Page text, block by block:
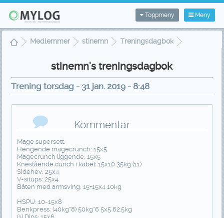
Meny
Toppmeny
Medlemmer stinemn
Treningsdagbok
stinemn's treningsdagbok
Trening torsdag - 31 jan. 2019 - 8:48
Kommentar
Mage supersett:
Hengende magecrunch: 15x5
Magecrunch liggende: 15x5
Knestående cunch i kabel: 15x10 35kg (11)
Sidehev: 25x4
V-situps: 25x4
Båten med armsving: 15+15x4 10kg
HSPU: 10-15x8
Benkpress: (40kg*8) 50kg*6 5x5 62.5kg